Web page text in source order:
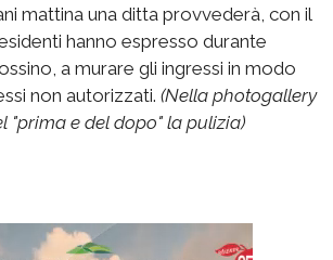
mattina una ditta provvederà, con il
hanno espresso durante
a murare gli ingressi in modo
non autorizzati. (Nella photogallery
"prima e del dopo" la pulizia)